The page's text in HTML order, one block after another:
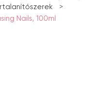
>
Nails, 100ml